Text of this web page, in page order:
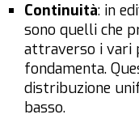
Continuità: in
sono quelli che
attraverso i vari
fondamenta.
distribuzione
basso.